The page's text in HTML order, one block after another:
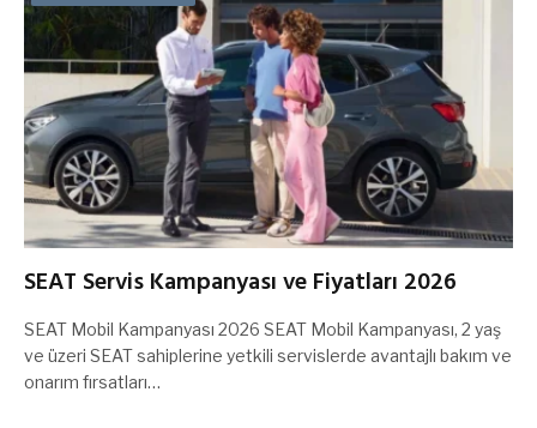
SEAT Servis Kampanyası ve Fiyatları 2026
SEAT Mobil Kampanyası 2026 SEAT Mobil Kampanyası, 2 yaş
ve üzeri SEAT sahiplerine yetkili servislerde avantajlı bakım ve
onarım fırsatları…